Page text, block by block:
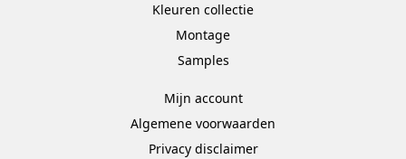
Kleuren collectie
Montage
Samples
Mijn account
Algemene voorwaarden
Privacy disclaimer